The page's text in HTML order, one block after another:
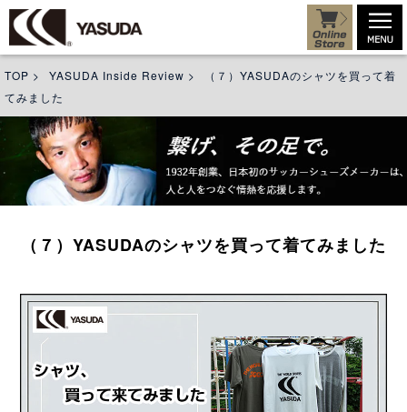
TOP > YASUDA Inside Review >
（７）YASUDAのシャツを買って着
てみました
（７）YASUDAのシャツを買って着てみました